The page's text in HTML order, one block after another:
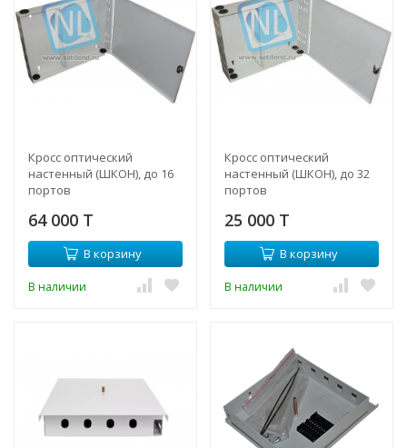
Кросс оптический
настенный (ШКОН), до 16
портов
64 000 T
В корзину
В наличии
Кросс оптический
настенный (ШКОН), до 32
портов
25 000 T
В корзину
В наличии